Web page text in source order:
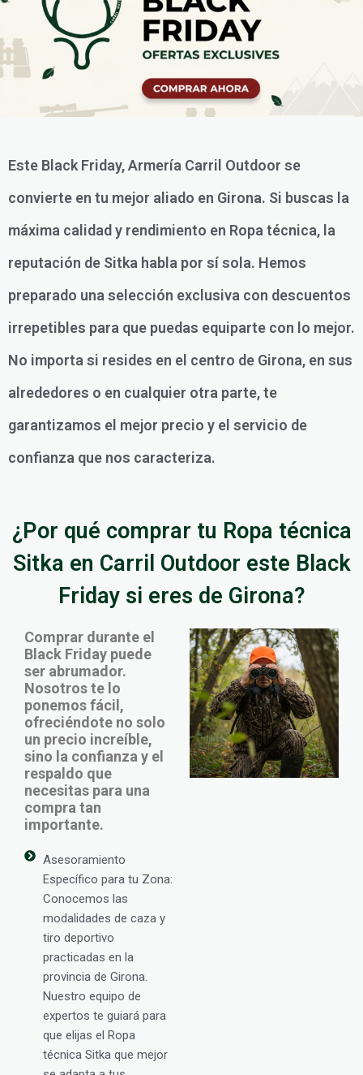
Este Black Friday, Armería Carril Outdoor se
convierte en tu mejor aliado en Girona. Si buscas la
máxima calidad y rendimiento en Ropa técnica, la
reputación de Sitka habla por sí sola. Hemos
preparado una selección exclusiva con descuentos
irrepetibles para que puedas equiparte con lo mejor.
No importa si resides en el centro de Girona, en sus
alrededores o en cualquier otra parte, te
garantizamos el mejor precio y el servicio de
confianza que nos caracteriza.
¿Por qué comprar tu Ropa técnica
Sitka en Carril Outdoor este Black
Friday si eres de Girona?
Comprar durante el
Black Friday puede
ser abrumador.
Nosotros te lo
ponemos fácil,
ofreciéndote no solo
un precio increíble,
sino la confianza y el
respaldo que
necesitas para una
compra tan
importante.
Asesoramiento
Específico para tu Zona:
Conocemos las
modalidades de caza y
tiro deportivo
practicadas en la
provincia de Girona.
Nuestro equipo de
expertos te guiará para
que elijas el Ropa
técnica Sitka que mejor